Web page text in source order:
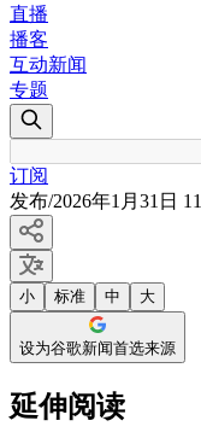
直播
播客
互动新闻
专题
订阅
发布/2026年1月31日
小 标准 中 大
设为谷歌新闻首选来源
延伸阅读